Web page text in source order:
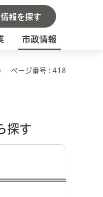
情報を探す
市政情報
ページ番号 : 418
探す